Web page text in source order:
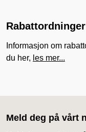
Rabattordninger
Informasjon om
du her, les mer...
Meld deg på vårt